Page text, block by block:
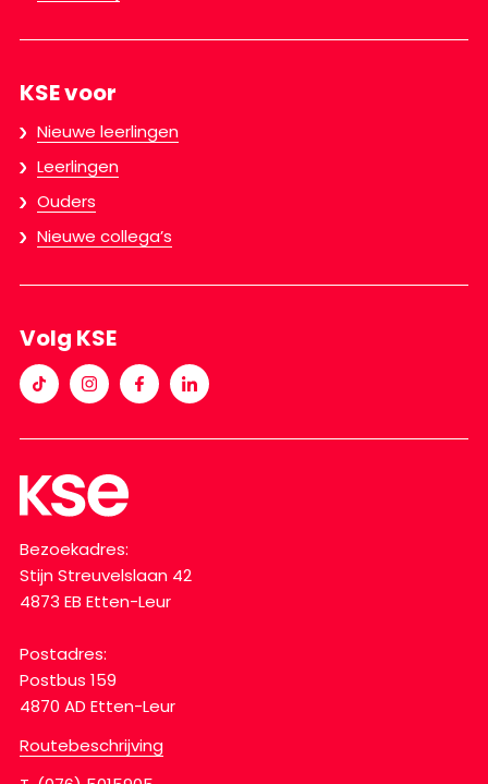
KSE voor
Nieuwe leerlingen
Leerlingen
Ouders
Nieuwe collega’s
Volg KSE
Bezoekadres:
Stijn Streuvelslaan 42
4873 EB Etten-Leur
Postadres:
Postbus 159
4870 AD Etten-Leur
Routebeschrijving